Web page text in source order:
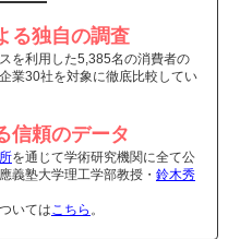
る独自の調査
を利用した5,385名の消費者の
業30社を対象に徹底比較してい
信頼のデータ
を通じて学術研究機関に全て公
義塾大学理工学部教授・ 鈴木秀
いてはこちら 。